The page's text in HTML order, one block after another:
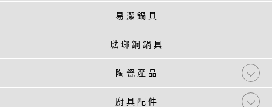
易 潔 鍋 具
琺 瑯 鋼 鍋 具
陶 瓷 產 品
廚 具 配 件